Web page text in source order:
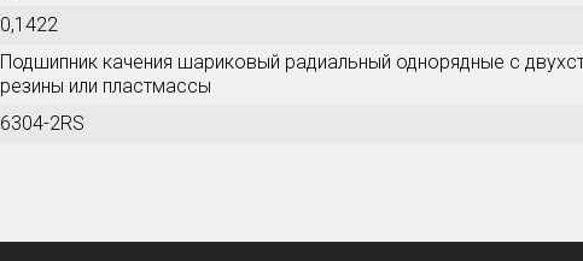
0,1422
Подшипник качения шариковый радиальный однорядные с
резины или пластмассы
6304-2RS